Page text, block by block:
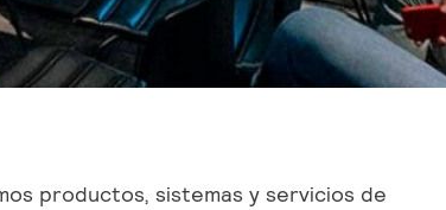
productos, sistemas y servicios de